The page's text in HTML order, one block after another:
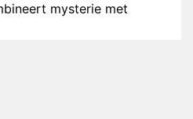
mysterie met